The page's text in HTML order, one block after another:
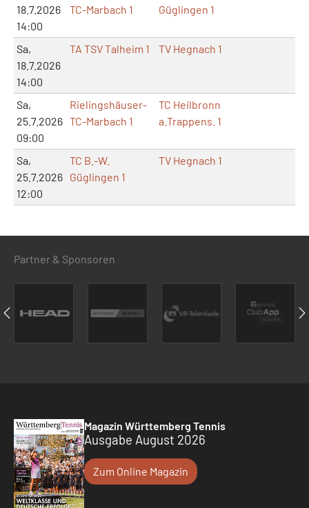
18.7.2026
14:00
TC-Marbach 1
Güglingen 1
Sa,
18.7.2026
14:00
TA TSV Talheim 1 TV Hegnach 1
Sa,
25.7.2026
09:00
Rielingshäuser-
TC-Marbach 1
TC Heilbronn
a.Trappens. 1
Sa,
25.7.2026
12:00
TC B.-W.
Güglingen 1
TV Hegnach 1
Partner & Sponsoren
Magazin Württemberg Tennis
Ausgabe August 2026
Zum Online Magazin